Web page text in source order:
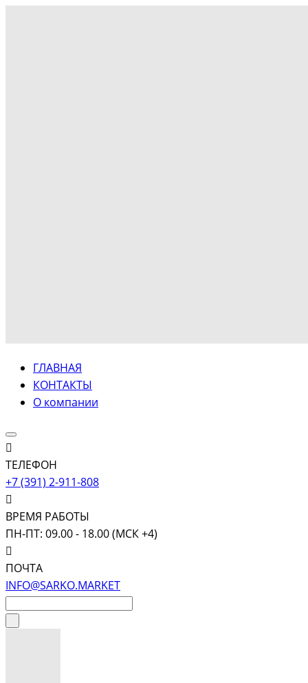
ГЛАВНАЯ
КОНТАКТЫ
О компании
ТЕЛЕФОН
+7 (391) 2-911-808
ВРЕМЯ РАБОТЫ
ПН-ПТ: 09.00 - 18.00 (МСК +4)
ПОЧТА
INFO@SARKO.MARKET